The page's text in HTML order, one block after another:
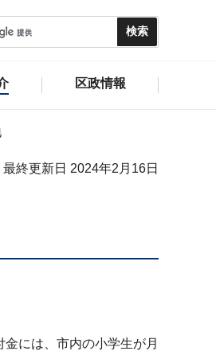
区政情報
最終更新日 2024年2月16日
には、市内の小学生が月